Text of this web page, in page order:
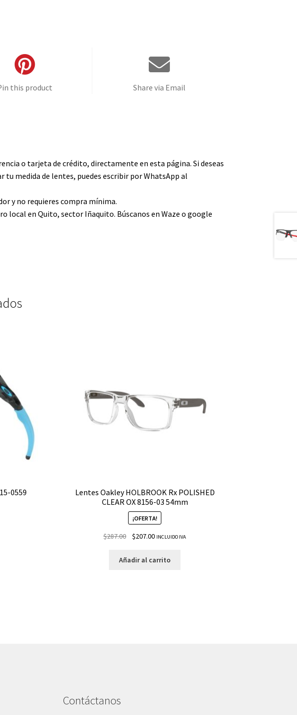
this product Share via Email
o tarjeta de crédito, directamente en esta página. Si deseas
tu medida de lentes, puedes escribir por WhatsApp al
y no requieres compra mínima.
local en Quito, sector Iñaquito. Búscanos en Waze o google
0559
Lentes Oakley HOLBROOK Rx POLISHED
CLEAR OX 8156-03 54mm
¡OFERTA!
$287.00 $207.00 INCLUIDO IVA
Añadir al carrito
Contáctanos